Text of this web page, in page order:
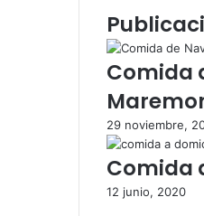
Comida
29 noviembre,
Comida
12 junio, 2020